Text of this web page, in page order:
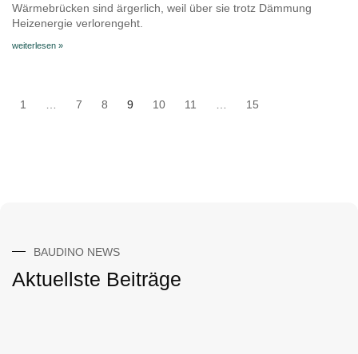
Wärmebrücken sind ärgerlich, weil über sie trotz Dämmung
Heizenergie verlorengeht.
weiterlesen »
1 7 8 9 10 11 15
BAUDINO NEWS
Aktuellste Beiträge